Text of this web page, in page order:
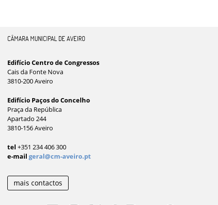
CÂMARA MUNICIPAL DE AVEIRO
Edifício Centro de Congressos
Cais da Fonte Nova
3810-200 Aveiro
Edifício Paços do Concelho
Praça da República
Apartado 244
3810-156 Aveiro
tel +351 234 406 300
e-mail geral@cm-aveiro.pt
mais contactos